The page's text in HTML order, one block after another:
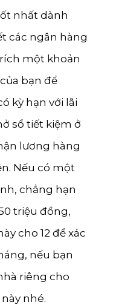
nhất dành
các ngân hàng
một khoản
bạn để
kỳ hạn với lãi
sổ tiết kiệm ở
lương hàng
Nếu có một
chẳng hạn
triệu đồng,
cho 12 để xác
nếu bạn
riêng cho
nhé.